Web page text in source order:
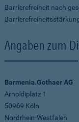
Barrierefreiheit nach
Angaben zum
Barmenia.Gothaer AG
Arnoldiplatz 1
50969 Köln
Nordrhein-Westfalen